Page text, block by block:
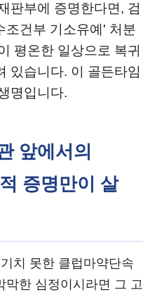
판부에 증명한다면, 검
조건부 기소유예' 처분
평온한 일상으로 복귀
있습니다. 이 골든타임
명입니다.
앞에서의
증명만이 살
치 못한 클럽마약단속
막한 심정이시라면 그 고